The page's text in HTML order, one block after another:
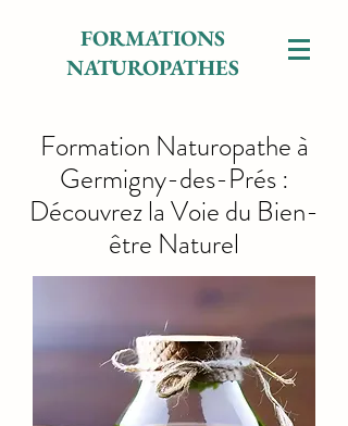
FORMATIONS
NATUROPATHES
Formation Naturopathe à
Germigny-des-Prés :
Découvrez la Voie du Bien-
être Naturel